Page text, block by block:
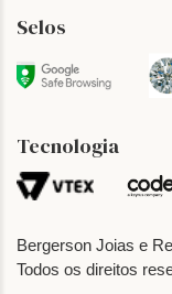
Bergerson Joias e
Todos os direitos
Selos
Tecnologia